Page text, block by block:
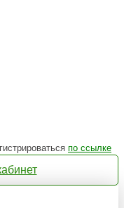
по ссылке